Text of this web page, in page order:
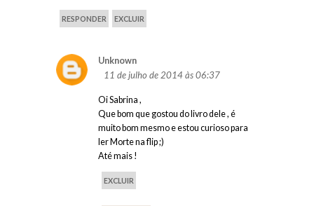
RESPONDER EXCLUIR
Unknown
11 de julho de 2014 às 06:37
Oi Sabrina ,
Que bom que gostou do livro dele , é
muito bom mesmo e estou curioso para
ler Morte na flip ;)
Até mais !
EXCLUIR